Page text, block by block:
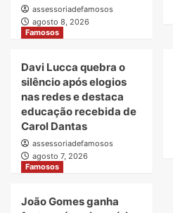
assessoriadefamosos
agosto 8, 2026
Famosos
Davi Lucca quebra o
silêncio após elogios
nas redes e destaca
educação recebida de
Carol Dantas
assessoriadefamosos
agosto 7, 2026
Famosos
João Gomes ganha